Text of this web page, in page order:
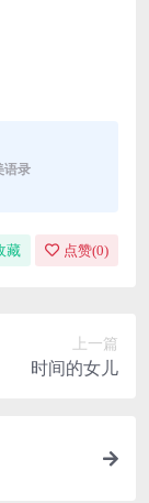
语录
藏 点赞(0)
上一篇
时间的女儿